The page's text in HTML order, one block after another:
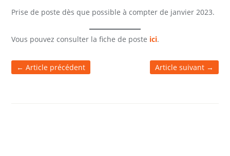
Prise de poste dès que possible à compter de janvier 2023.
Vous pouvez consulter la fiche de poste ici.
←Article précédent Article suivant→